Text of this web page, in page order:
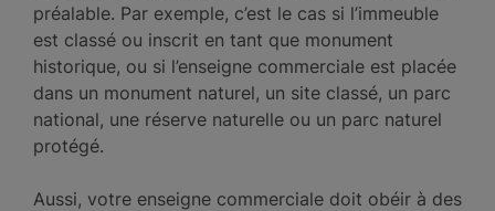
préalable. Par exemple, c’est le cas si l’immeuble
est classé ou inscrit en tant que monument
historique, ou si l’enseigne commerciale est placée
dans un monument naturel, un site classé, un parc
national, une réserve naturelle ou un parc naturel
protégé.
Aussi, votre enseigne commerciale doit obéir à des